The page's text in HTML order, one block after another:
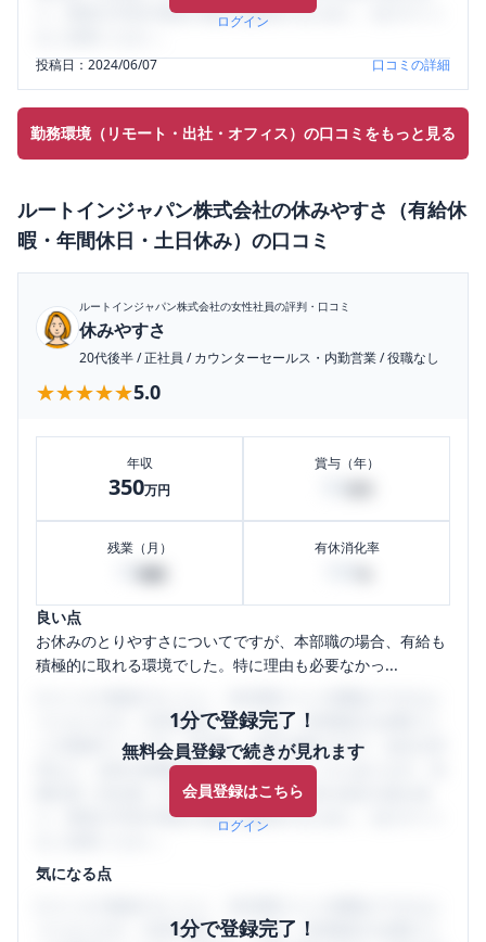
ログイン
り、将来の不安や現在の悩みを解消するために、ぜひサイト
投稿日：2024/06/07 口コミの詳細
勤務環境（リモート・出社・オフィス）の口コミをもっと見る
ルートインジャパン株式会社の休みやすさ（有給休
暇・年間休日・土日休み） の口コミ
ルートインジャパン株式会社の女性社員の評判・口コミ
休みやすさ
20代後半/正社員 /カウンターセールス・内勤営業/役職なし
★★★★★
★★★★★5.0
年収
350万円
賞与（年）
残業（月） 有休消化率
良い点
お休みのとりやすさについてですが、本部職の場合、有給も
積極的に取れる環境でした。特に理由も必要なかっ...
1分で登録完了！
無料会員登録で続きが見れます
会員登録はこちら
ログイン
うになります。SHEHUB(シーハブ)は、女性限定の企業口コ
ミの投稿サイトです。給与面・女性の働きやすさ・会社の評
判など、女性の転職は気にすべき点がたくさんあります。先
輩社員（元社員）の口コミを通して、本当の会社の姿を知
り、将来の不安や現在の悩みを解消するために、ぜひサイト
気になる点
1分で登録完了！
うになります。SHEHUB(シーハブ)は、女性限定の企業口コ